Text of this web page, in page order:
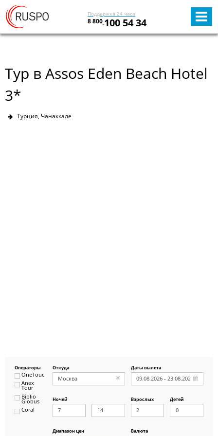
Поддержка 24 часа
8 800 100 54 34
Тур в Assos Eden Beach Hotel
3*
Турция, Чанаккале
Операторы
OneTouch&Travel
Anex
Tour
Biblio
Globus
Coral
Откуда Даты вылета
Ночей Взрослых Детей
Диапазон цен
Валюта